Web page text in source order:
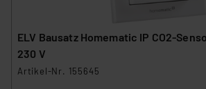
ELV Bausatz Homematic IP CO2-
230 V
Artikel-Nr. 155645